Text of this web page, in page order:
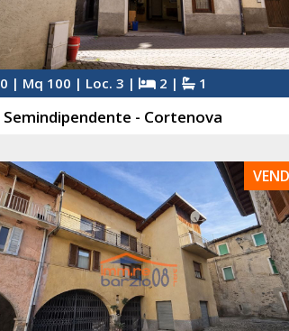
| Mq 100 | Loc. 3 | 2 | 1
Semindipendente - Cortenova